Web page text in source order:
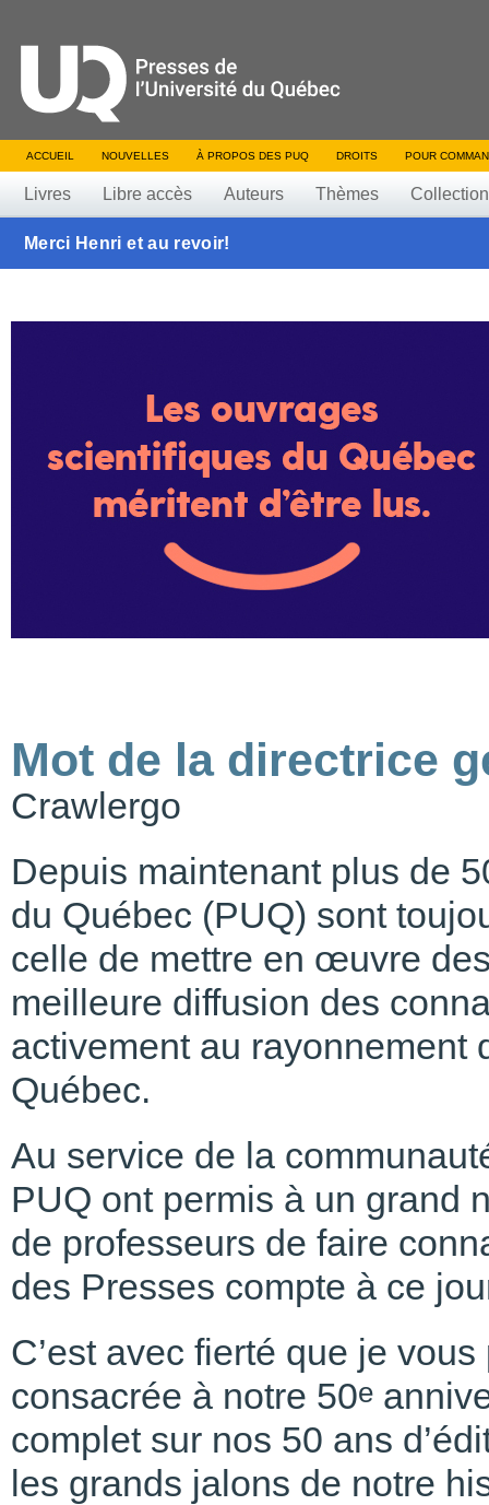
ACCUEIL NOUVELLES À PROPOS DES PUQ DROITS POUR
Livres Libre accès Auteurs Thèmes
Merci Henri et au revoir!
Mot de la directrice
Crawlergo
Depuis maintenant plus de
du Québec (PUQ) sont
celle de mettre en œuvre
meilleure diffusion des
activement au rayonnement
Québec.
Au service de la
PUQ ont permis à un grand
de professeurs de faire
des Presses compte à ce
C’est avec fierté que je
consacrée à notre 50e
complet sur nos 50 ans
les grands jalons de notre